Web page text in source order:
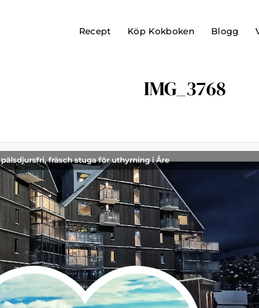
Recept Köp Kokboken Blogg
IMG_3768
pälsdjursfri, fräsch stuga för uthyrning i Åre